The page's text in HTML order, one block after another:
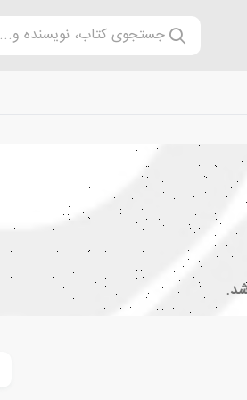
جستجوی کتاب، نویسنده و...